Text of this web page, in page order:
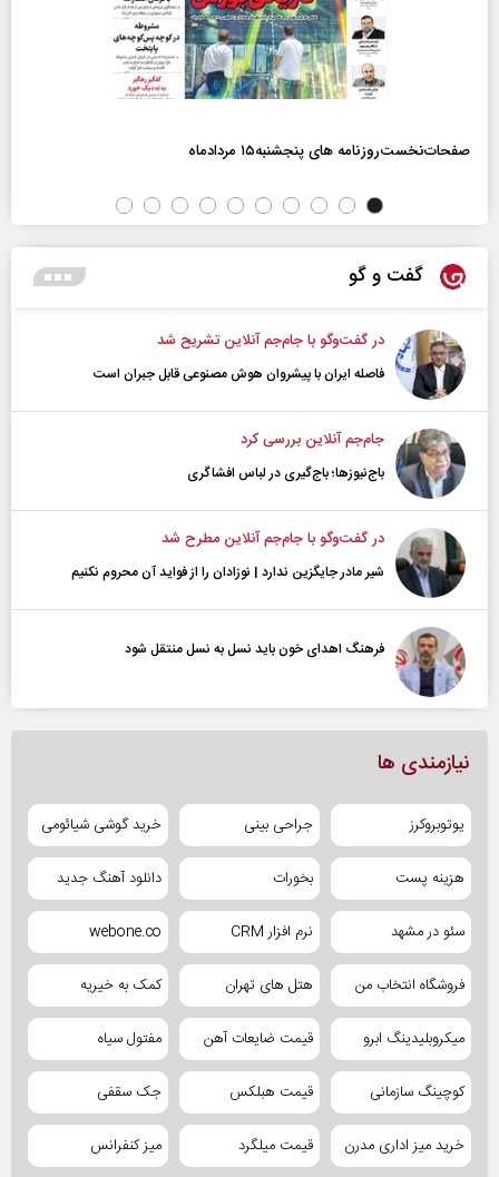
صفحات‌نخست‌روزنامه ها‌ی پنجشنبه‌۱۵ مردادماه
گفت و گو
در گفت‌و‌گو با جام‌جم آنلاین تشریح شد
فاصله ایران با پیشرو‌ان هوش مصنوعی قابل جبران است
جام‌جم آنلاین بررسی کرد
باج‌نیوزها؛ باج‌گیری در لباس افشاگری
در گفت‌و‌گو با جام‌جم آنلاین مطرح شد
شیر مادر جایگزین ندارد | نوزادان را از فواید آن محروم نکنیم
فرهنگ اهدای خون باید نسل به نسل منتقل شود
نیازمندی ها
یوتوبروکرز جراحی بینی خرید گوشی شیائومی
هزینه پست بخورات دانلود آهنگ جدید
سئو در مشهد نرم افزار CRM webone.co
فروشگاه انتخاب من هتل های تهران کمک به خیریه
میکروبلیدینگ ابرو قیمت ضایعات آهن مفتول سیاه
کوچینگ سازمانی قیمت هبلکس جک سقفی
خرید میز اداری مدرن قیمت میلگرد میز کنفرانس